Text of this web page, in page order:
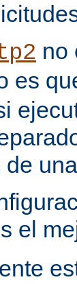
no
es
de
el